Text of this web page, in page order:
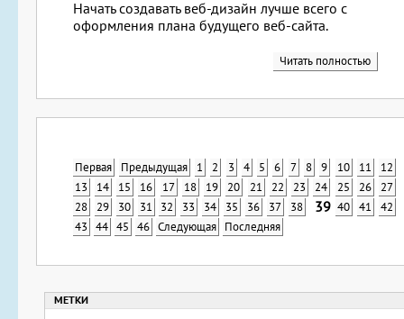
Начать создавать веб-дизайн лучше всего с
оформления плана будущего веб-сайта.
Читать полностью
Первая Предыдущая 1 2 3 4 5 6 7 8 9 10 11
12
13
14 15 16 17 18 19 20 21 22 23 24 25 26
27
28
29 30 31 32 33 34 35 36 37 38 39 40 41
42
43 44 45 46 Следующая Последняя